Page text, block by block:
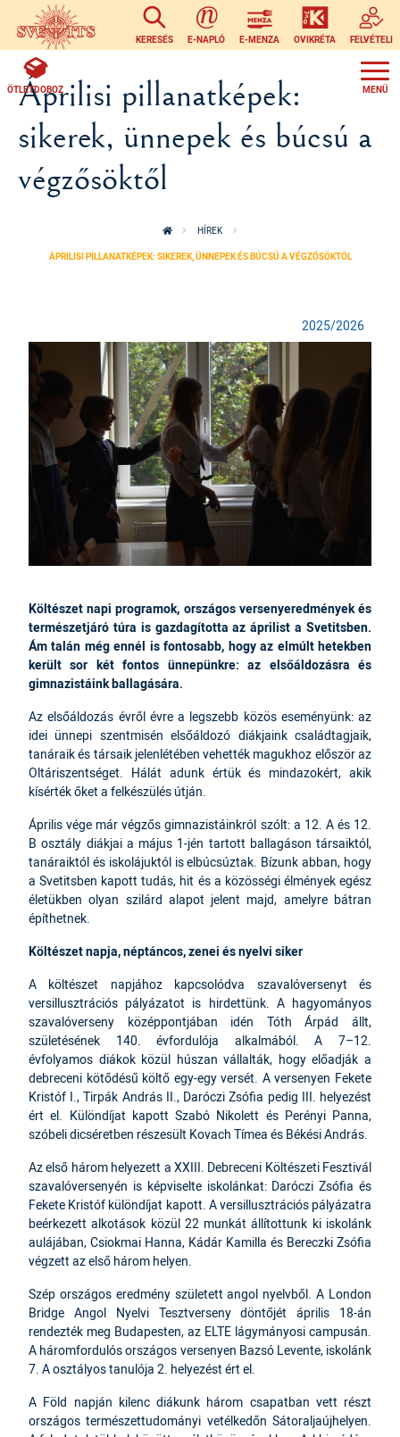
Ugrás a tartalomra
KERESÉS E-NAPLÓ E-MENZA OVIKRÉTA FELVÉTELI
ÖTLETDOBOZ
Áprilisi pillanatképek:
sikerek, ünnepek és búcsú a
végzősöktől
HÍREK
ÁPRILISI PILLANATKÉPEK: SIKEREK, ÜNNEPEK ÉS BÚCSÚ A VÉGZŐSÖKTŐL
2025/2026
Költészet napi programok, országos versenyeredmények és
természetjáró túra is gazdagította az áprilist a Svetitsben.
Ám talán még ennél is fontosabb, hogy az elmúlt hetekben
került sor két fontos ünnepünkre: az elsőáldozásra és
gimnazistáink ballagására.
Az elsőáldozás évről évre a legszebb közös eseményünk: az
idei ünnepi szentmisén elsőáldozó diákjaink családtagjaik,
tanáraik és társaik jelenlétében vehették magukhoz először az
Oltáriszentséget. Hálát adunk értük és mindazokért, akik
kísérték őket a felkészülés útján.
Április vége már végzős gimnazistáinkról szólt: a 12. A és 12.
B osztály diákjai a május 1-jén tartott ballagáson társaiktól,
tanáraiktól és iskolájuktól is elbúcsúztak. Bízunk abban, hogy
a Svetitsben kapott tudás, hit és a közösségi élmények egész
életükben olyan szilárd alapot jelent majd, amelyre bátran
építhetnek.
Költészet napja, néptáncos, zenei és nyelvi siker
A költészet napjához kapcsolódva szavalóversenyt és
versillusztrációs pályázatot is hirdettünk. A hagyományos
szavalóverseny középpontjában idén Tóth Árpád állt,
születésének 140. évfordulója alkalmából. A 7–12.
évfolyamos diákok közül húszan vállalták, hogy előadják a
debreceni kötődésű költő egy-egy versét. A versenyen Fekete
Kristóf I., Tirpák András II., Daróczi Zsófia pedig III. helyezést
ért el. Különdíjat kapott Szabó Nikolett és Perényi Panna,
szóbeli dicséretben részesült Kovach Tímea és Békési András.
Az első három helyezett a XXIII. Debreceni Költészeti Fesztivál
szavalóversenyén is képviselte iskolánkat: Daróczi Zsófia és
Fekete Kristóf különdíjat kapott. A versillusztrációs pályázatra
beérkezett alkotások közül 22 munkát állítottunk ki iskolánk
aulájában, Csiokmai Hanna, Kádár Kamilla és Bereczki Zsófia
végzett az első három helyen.
Szép országos eredmény született angol nyelvből. A London
Bridge Angol Nyelvi Tesztverseny döntőjét április 18-án
rendezték meg Budapesten, az ELTE lágymányosi campusán.
A háromfordulós országos versenyen Bazsó Levente, iskolánk
7. A osztályos tanulója 2. helyezést ért el.
A Föld napján kilenc diákunk három csapatban vett részt
országos természettudományi vetélkedőn Sátoraljaújhelyen.